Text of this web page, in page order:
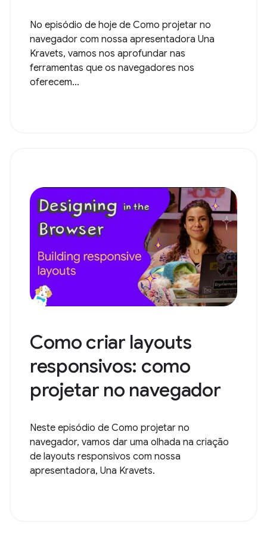
No episódio de hoje de Como projetar no
navegador com nossa apresentadora Una
Kravets, vamos nos aprofundar nas
ferramentas que os navegadores nos
oferecem...
Como criar layouts
responsivos: como
projetar no navegador
Neste episódio de Como projetar no
navegador, vamos dar uma olhada na criação
de layouts responsivos com nossa
apresentadora, Una Kravets.